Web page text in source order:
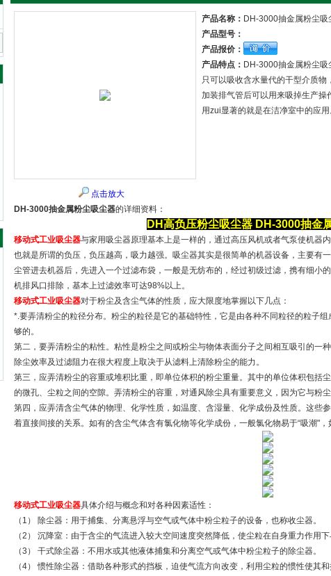
点击放大
产品名称： DH-3000抽金属粉尘吸
产品型号：
产品报价：
产品特点： DH-3000抽金属粉尘
只可以吸收含水量代的干型介质物
加装排气管后可以用来吸掉生产
用zui显著的就是在洁净室中的应用
DH-3000抽金属粉尘吸尘器的详细资料：
DH高负压粉尘吸尘器 DH-3000抽金
移动式工业吸尘器与家用吸尘器原理基本上是一样的，通过高压风机或者气泵使机器
也就是所谓的负压，负压越高，吸力越强。吸尘器其实是很简单的机器设备，主要有
尘管进去机器后，先进入一个过滤布袋，一般是无纺布的，经过初级过滤，携有细小
机排风口排除，基本上过滤效率可达98%以上。
移动式工业吸尘器对于粉尘及含尘气体的性质，应大限度地掌握以下几点：
*.要弄清粉尘的粒径分布。粉尘的粒径是它的基础特性，它是由各种不同粒径的粒子
够的。
第二，要弄清粉尘的粘性。粘性是粉尘之间或粉尘与物体表面分子之间相互吸引的一
除尘效率及过滤阻力在很大程度上取决于从滤料上清除粉尘的能力。
第三，应弄清粉尘的容重或堆积比重，即单位体积的粉尘重量。其中的单位体积包括
的微孔、尘粒之间的空隙。弄清粉尘的容重，对通风除尘具有重要意义，因为它与粉尘
第四，应弄清含尘气体的物理、化学性质，如温度、含湿量、化学成份及性质。这些
着直接间接的关系。如有的含尘气体含有氯化物等化学成份，一般氯化物易于“吸潮"，
移动式工业吸尘器具体介绍与概念和对各种因素适性：
（1） 除尘器：用于捕集、分离悬浮与空气或气体中粉尘粒子的设备，也称收尘器。
（2） 沉降室：由于含尘的气流进入较大空间速度突然降低，使尘粒在自身重力作用
（3） 干式除尘器：不用水或其他液体捕集和分离空气或气体中粉尘粒子的除尘器。
（4） 惯性除尘器：借助各种形式的挡板，迫使气流方向改变，利用尘粒的惯性使其